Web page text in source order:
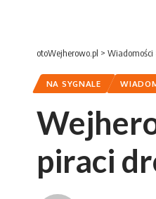
otoWejherowo.pl > Wiadomości
NA SYGNALE
piraci